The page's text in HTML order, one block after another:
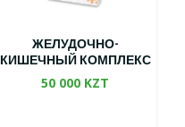
ЖЕЛУДОЧНО-
КИШЕЧНЫЙ КОМПЛЕКС
50 000 KZT